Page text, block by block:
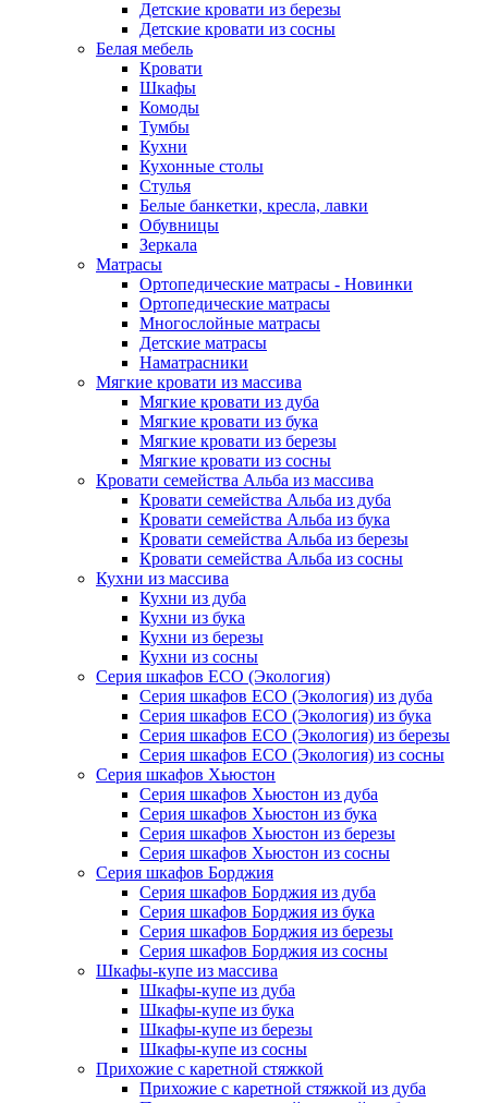
Детские кровати из березы
Детские кровати из сосны
Белая мебель
Кровати
Шкафы
Комоды
Тумбы
Кухни
Кухонные столы
Стулья
Белые банкетки, кресла, лавки
Обувницы
Зеркала
Матрасы
Ортопедические матрасы - Новинки
Ортопедические матрасы
Многослойные матрасы
Детские матрасы
Наматрасники
Мягкие кровати из массива
Мягкие кровати из дуба
Мягкие кровати из бука
Мягкие кровати из березы
Мягкие кровати из сосны
Кровати семейства Альба из массива
Кровати семейства Альба из дуба
Кровати семейства Альба из бука
Кровати семейства Альба из березы
Кровати семейства Альба из сосны
Кухни из массива
Кухни из дуба
Кухни из бука
Кухни из березы
Кухни из сосны
Серия шкафов ECO (Экология)
Серия шкафов ECO (Экология) из дуба
Серия шкафов ECO (Экология) из бука
Серия шкафов ECO (Экология) из березы
Серия шкафов ECO (Экология) из сосны
Серия шкафов Хьюстон
Серия шкафов Хьюстон из дуба
Серия шкафов Хьюстон из бука
Серия шкафов Хьюстон из березы
Серия шкафов Хьюстон из сосны
Серия шкафов Борджия
Серия шкафов Борджия из дуба
Серия шкафов Борджия из бука
Серия шкафов Борджия из березы
Серия шкафов Борджия из сосны
Шкафы-купе из массива
Шкафы-купе из дуба
Шкафы-купе из бука
Шкафы-купе из березы
Шкафы-купе из сосны
Прихожие с каретной стяжкой
Прихожие с каретной стяжкой из дуба